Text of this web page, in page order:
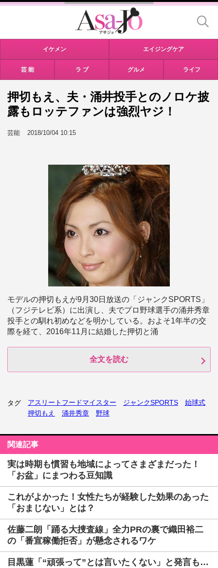
イケメン エイジングケア
芸 能 ラ ブ グルメ ライフ
押切もえ、夫・涌井投手とのノロケ披
露もロッテファンは強烈ヤジ！
芸能 2018/10/04 10:15
モデルの押切もえが9月30日放送の「ジャンクSPORTS」
（フジテレビ系）に出演し、夫でプロ野球選手の涌井秀章
投手との馴れ初めなどを明かしている。およそ1年半の交
際を経て、2016年11月に結婚した押切と涌
全文を読む
タグ アスリートフードマイスター ジャンクSPORTS
始球式
押切もえ
涌井秀章 野球
関連記事
実は時期も慣習も地域によってさまざまだった！
「お盆」にまつわる豆知識
これがよかった！女性たちが経験した効果のあった
「おまじない」とは？
佐藤二朗「踊る大捜査線」全力PRの裏で織田裕二
の「番宣稼働拒否」が懸念されるワケ
目黒蓮「“頑張って”とは言いたくない」と発言も…